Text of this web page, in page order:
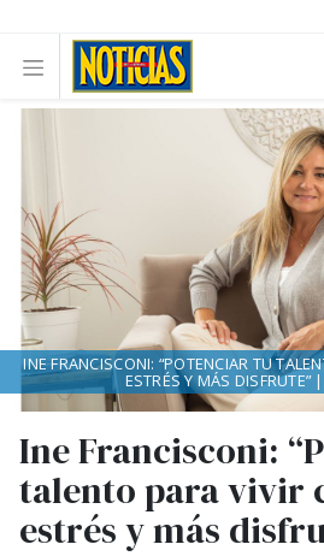
Ine Francisconi:
talento para vivir
estrés y más
INE FRANCISCONI: “POTENCIAR TU
ESTRÉS Y MÁS DISFRUTE”